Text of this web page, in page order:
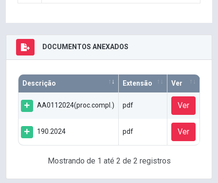
DOCUMENTOS ANEXADOS
Descrição Extensão Ver
AA0112024(proc.compl.) pdf Ver
190.2024 pdf Ver
Mostrando de 1 até 2 de 2 registros